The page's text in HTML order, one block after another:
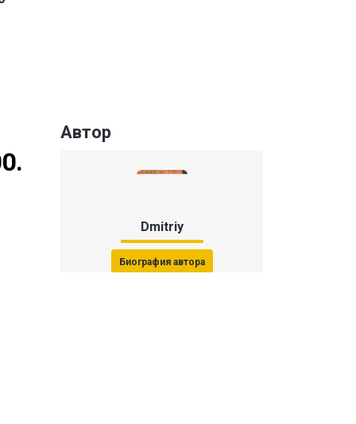
Автор
Dmitriy
Биография автора